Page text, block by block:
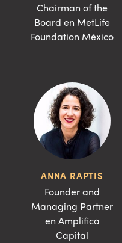
Chairman of the
Board en MetLife
Foundation México
ANNA RAPTIS
Founder and
Managing Partner
en Amplifica
Capital